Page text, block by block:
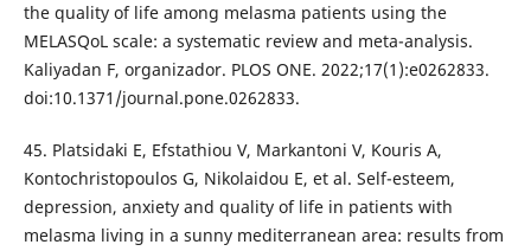
the quality of life among melasma patients using the
MELASQoL scale: a systematic review and meta-analysis.
Kaliyadan F, organizador. PLOS ONE. 2022;17(1):e0262833.
doi:10.1371/journal.pone.0262833.
45. Platsidaki E, Efstathiou V, Markantoni V, Kouris A,
Kontochristopoulos G, Nikolaidou E, et al. Self-esteem,
depression, anxiety and quality of life in patients with
melasma living in a sunny mediterranean area: results from